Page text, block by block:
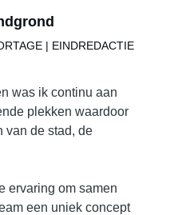
| EINDREDACTIE
was ik continu aan
plekken waardoor
van de stad, de
ervaring om samen
een uniek concept